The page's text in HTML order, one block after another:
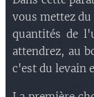
vous mettez
quantités de
attendrez, au
c'est du levain